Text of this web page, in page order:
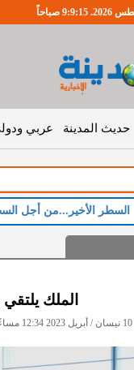
حديث المدينة عربي
السطر الأخير...من أجل
الملك يلتقي